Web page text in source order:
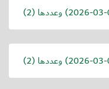
2026-) وعددها (2)
2026-) وعددها (2)